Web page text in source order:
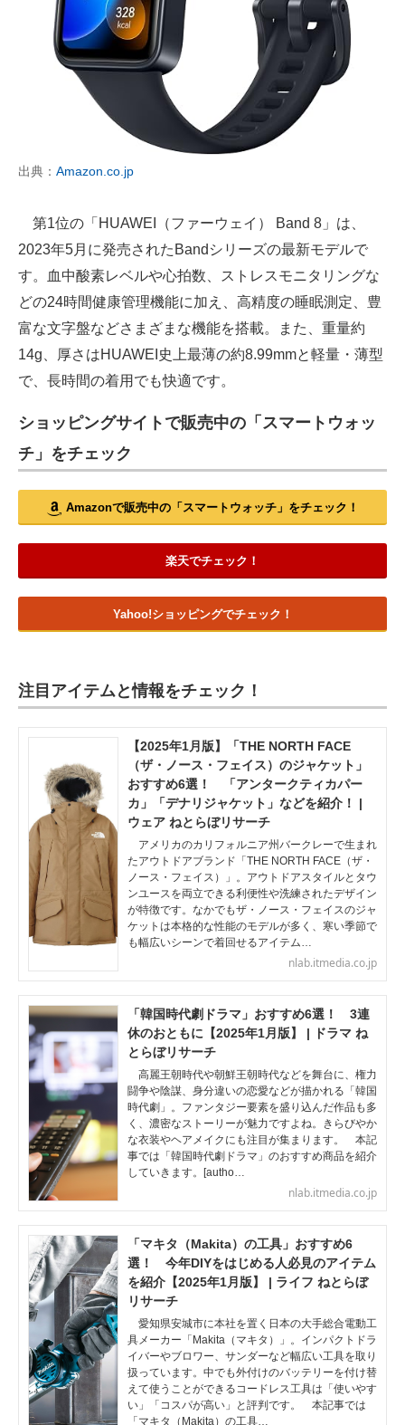
出典： Amazon.co.jp
第1位の「HUAWEI（ファーウェイ） Band 8」は、
2023年5月に発売されたBandシリーズの最新モデルで
す。血中酸素レベルや心拍数、ストレスモニタリングな
どの24時間健康管理機能に加え、高精度の睡眠測定、豊
富な文字盤などさまざまな機能を搭載。また、重量約
14g、厚さはHUAWEI史上最薄の約8.99mmと軽量・薄型
で、長時間の着用でも快適です。
ショッピングサイトで販売中の「スマートウォッ
チ」をチェック
Amazonで販売中の「スマートウォッチ」をチェック！
楽天でチェック！
Yahoo!ショッピングでチェック！
注目アイテムと情報をチェック！
【2025年1月版】「THE NORTH FACE
（ザ・ノース・フェイス）のジャケット」
おすすめ6選！ 「アンタークティカパー
カ」「デナリジャケット」などを紹介！ |
ウェア ねとらぼリサーチ
アメリカのカリフォルニア州バークレーで生まれ
たアウトドアブランド「THE NORTH FACE（ザ・
ノース・フェイス）」。アウトドアスタイルとタウ
ンユースを両立できる利便性や洗練されたデザイン
が特徴です。なかでもザ・ノース・フェイスのジャ
ケットは本格的な性能のモデルが多く、寒い季節で
も幅広いシーンで着回せるアイテム…
nlab.itmedia.co.jp
「韓国時代劇ドラマ」おすすめ6選！ 3連
休のおともに【2025年1月版】 | ドラマ ね
とらぼリサーチ
高麗王朝時代や朝鮮王朝時代などを舞台に、権力
闘争や陰謀、身分違いの恋愛などが描かれる「韓国
時代劇」。ファンタジー要素を盛り込んだ作品も多
く、濃密なストーリーが魅力ですよね。きらびやか
な衣装やヘアメイクにも注目が集まります。 本記
事では「韓国時代劇ドラマ」のおすすめ商品を紹介
していきます。[autho…
nlab.itmedia.co.jp
「マキタ（Makita）の工具」おすすめ6
選！ 今年DIYをはじめる人必見のアイテム
を紹介【2025年1月版】 | ライフ ねとらぼ
リサーチ
愛知県安城市に本社を置く日本の大手総合電動工
具メーカー「Makita（マキタ）」。インパクトドラ
イバーやブロワー、サンダーなど幅広い工具を取り
扱っています。中でも外付けのバッテリーを付け替
えて使うことができるコードレス工具は「使いやす
い」「コスパが高い」と評判です。 本記事では
「マキタ（Makita）の工具…